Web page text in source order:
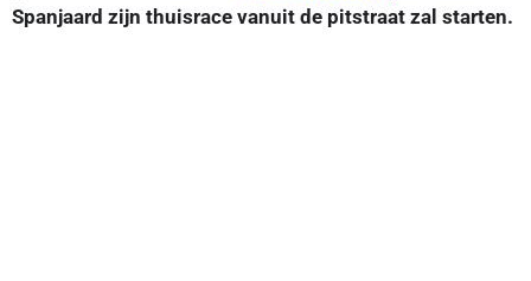
Spanjaard zijn thuisrace vanuit de pitstraat zal starten.